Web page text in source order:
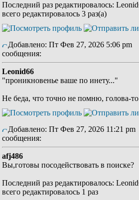
Последний раз редактировалось:
всего редактировалось 3 раз(а)
Добавлено: Пт Фев 27, 2026 5:06 pm
сообщения:
Leonid66
"проникновенье ваше по инету..."
Не беда, что точно не помню, голова-то
Добавлено: Пт Фев 27, 2026 11:21 pm
сообщения:
afj486
Вы,готовы посодействовать в поиске?
Последний раз редактировалось:
всего редактировалось 1 раз